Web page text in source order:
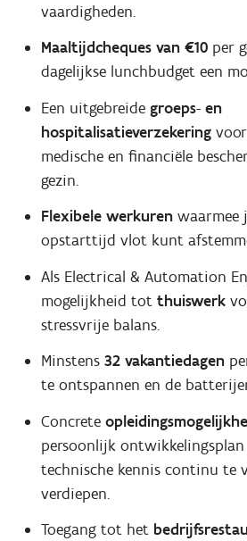
vaardigheden.
Maaltijdcheques van €10per
dagelijkse lunchbudget een
Een uitgebreide groeps- en
hospitalisatieverzekeringvoor
medische en financiële
gezin.
Flexibele werkurenwaarmee
opstarttijd vlot kunt
Als Electrical & Automation
mogelijkheid tot thuiswerk
stressvrije balans.
Minstens 32 vakantiedagen
te ontspannen en de
Concrete
persoonlijk
technische kennis continu te
verdiepen.
Toegang tot het